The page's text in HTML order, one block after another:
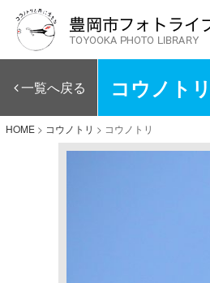
一覧へ戻る コウノトリ
HOME > コウノトリ > コウノトリ